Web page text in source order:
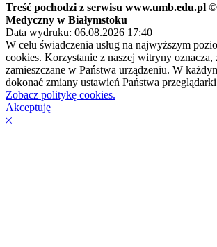
Treść pochodzi z serwisu www.umb.edu.pl
Medyczny w Białymstoku
Data wydruku: 06.08.2026 17:40
W celu świadczenia usług na najwyższym
cookies. Korzystanie z naszej witryny oznacza,
zamieszczane w Państwa urządzeniu. W
dokonać zmiany ustawień Państwa
Zobacz politykę cookies.
Akceptuję